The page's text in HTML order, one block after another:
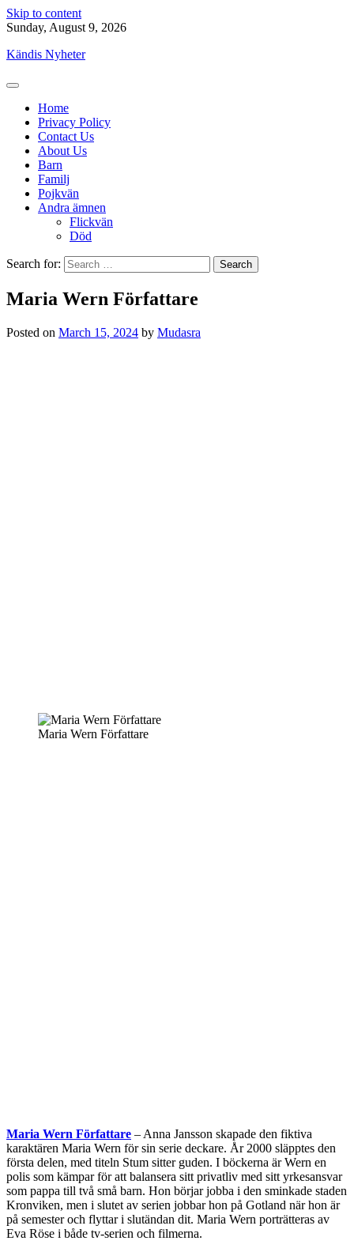
Skip to content
Sunday, August 9, 2026
Kändis Nyheter
Home
Privacy Policy
Contact Us
About Us
Barn
Familj
Pojkvän
Andra ämnen
Flickvän
Död
Search for:
Maria Wern Författare
Posted on March 15, 2024 by Mudasra
Maria Wern Författare
Maria Wern Författare – Anna Jansson skapade den fiktiva
karaktären Maria Wern för sin serie deckare. År 2000 släpptes den
första delen, med titeln Stum sitter guden. I böckerna är Wern en
polis som kämpar för att balansera sitt privatliv med sitt yrkesansvar
som pappa till två små barn. Hon börjar jobba i den sminkade staden
Kronviken, men i slutet av serien jobbar hon på Gotland när hon är
på semester och flyttar i slutändan dit. Maria Wern porträtteras av
Eva Röse i både tv-serien och filmerna.